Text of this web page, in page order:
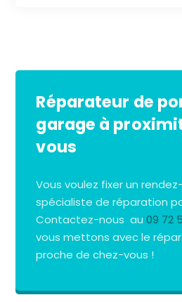
Réparateur de
garage à
vous
Vous voulez fixer un
spécialiste de réparation
Contactez-nous au09 72
vous mettons avec le
proche de chez-vous !